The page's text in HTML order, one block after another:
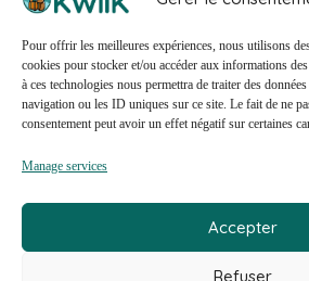
Pour offrir les meilleures expériences, nous utilisons
cookies pour stocker et/ou accéder aux informations
à ces technologies nous permettra de traiter des
navigation ou les ID uniques sur ce site. Le fait de ne
consentement peut avoir un effet négatif sur certaines
Manage services
Accepter
Refuser